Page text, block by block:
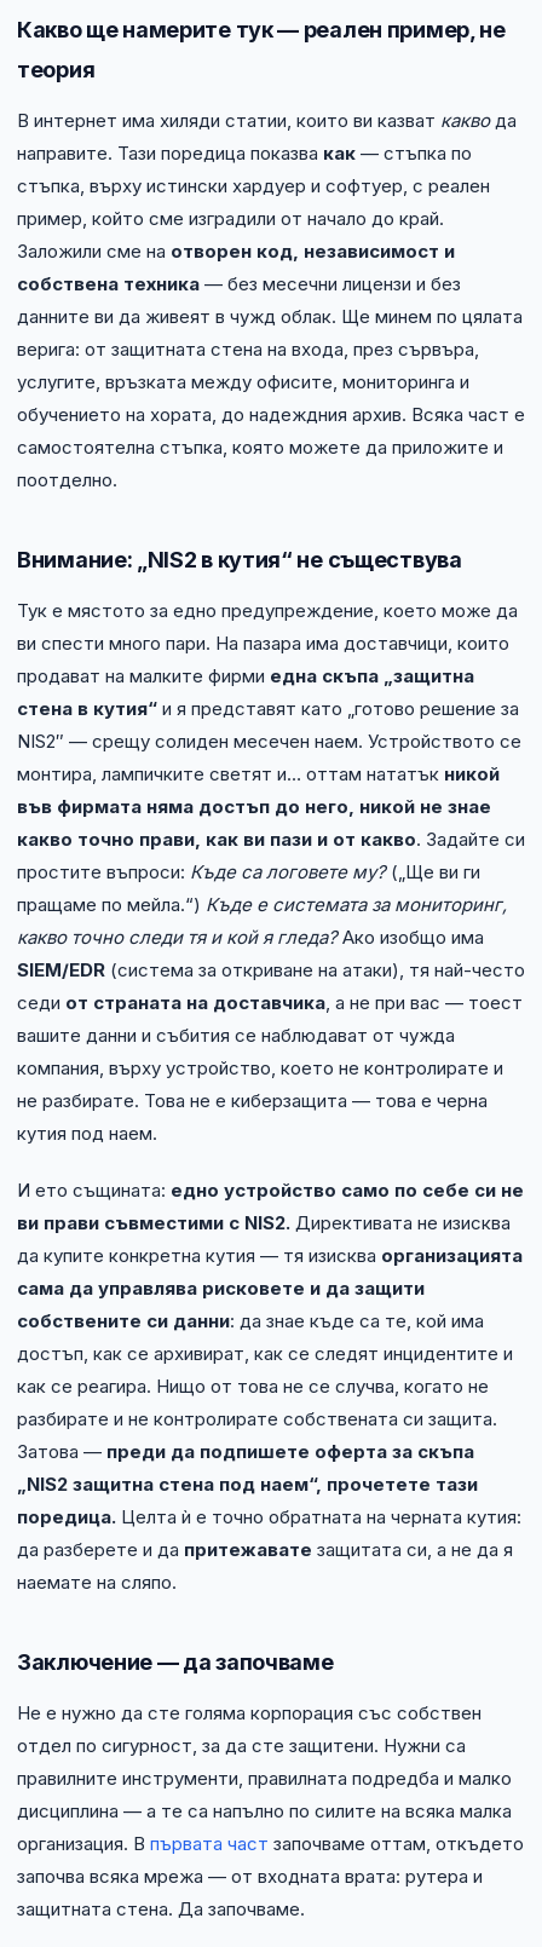
Какво ще намерите тук — реален пример, не
теория
В интернет има хиляди статии, които ви казват каквода
направите. Тази поредица показва как — стъпка по
стъпка, върху истински хардуер и софтуер, с реален
пример, който сме изградили от начало до край.
Заложили сме на отворен код, независимост и
собствена техника — без месечни лицензи и без
данните ви да живеят в чужд облак. Ще минем по цялата
верига: от защитната стена на входа, през сървъра,
услугите, връзката между офисите, мониторинга и
обучението на хората, до надеждния архив. Всяка част е
самостоятелна стъпка, която можете да приложите и
поотделно.
Внимание: „NIS2 в кутия“ не съществува
Тук е мястото за едно предупреждение, което може да
ви спести много пари. На пазара има доставчици, които
продават на малките фирми една скъпа „защитна
стена в кутия“ и я представят като „готово решение за
NIS2″ — срещу солиден месечен наем. Устройството се
монтира, лампичките светят и… оттам нататък никой
във фирмата няма достъп до него, никой не знае
какво точно прави, как ви пази и от какво. Задайте си
простите въпроси: Къде са логовете му?(„Ще ви ги
пращаме по мейла.“) Къде е системата за мониторинг,
какво точно следи тя и кой я гледа?Ако изобщо има
SIEM/EDR (система за откриване на атаки), тя най-често
седи от страната на доставчика , а не при вас — тоест
вашите данни и събития се наблюдават от чужда
компания, върху устройство, което не контролирате и
не разбирате. Това не е киберзащита — това е черна
кутия под наем.
И ето същината: едно устройство само по себе си не
ви прави съвместими с NIS2. Директивата не изисква
да купите конкретна кутия — тя изисква организацията
сама да управлява рисковете и да защити
собствените си данни: да знае къде са те, кой има
достъп, как се архивират, как се следят инцидентите и
как се реагира. Нищо от това не се случва, когато не
разбирате и не контролирате собствената си защита.
Затова — преди да подпишете оферта за скъпа
„NIS2 защитна стена под наем“, прочетете тази
поредица. Целта ѝ е точно обратната на черната кутия:
да разберете и да притежавате защитата си, а не да я
наемате на сляпо.
Заключение — да започваме
Не е нужно да сте голяма корпорация със собствен
отдел по сигурност, за да сте защитени. Нужни са
правилните инструменти, правилната подредба и малко
дисциплина — а те са напълно по силите на всяка малка
организация. В първата част започваме оттам, откъдето
започва всяка мрежа — от входната врата: рутера и
защитната стена. Да започваме.